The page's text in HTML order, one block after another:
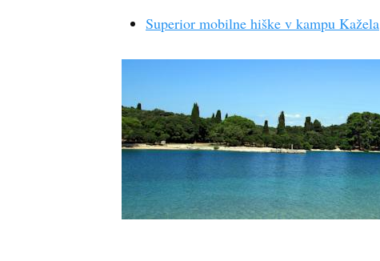
Superior mobilne hiške v kampu Kažela